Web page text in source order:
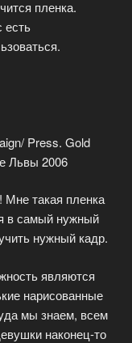
пленка.
есть
Press. Gold
Львы 2006
Мне такая пленка
в самый нужный
нужный кадр.
являются
нарисованные
мы знаем, всем
наконец-то